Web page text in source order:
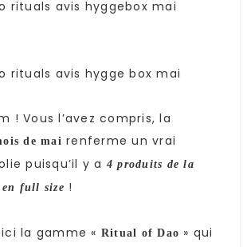
! Vous l’avez compris, la
de mai renferme un vrai
puisqu’il y a 4 produits de la
full size !
la gamme « Ritual of Dao » qui